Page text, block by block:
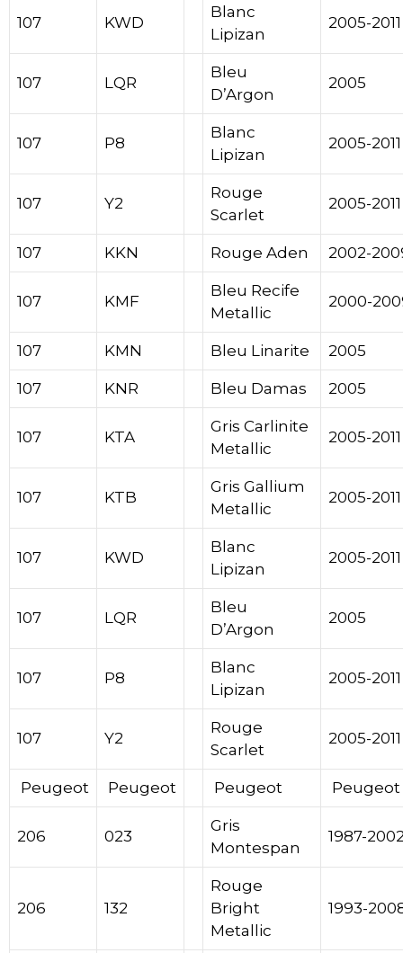
107 KWD
Blanc
Lipizan
2005-2011
107 LQR
Bleu
D’Argon
2005
107 P8
Blanc
Lipizan
2005-2011
107 Y2
Rouge
Scarlet
2005-2011
107 KKN Rouge Aden 2002-
107 KMF
Bleu Recife
Metallic
2000-
107 KMN Bleu Linarite 2005
107 KNR Bleu Damas 2005
107 KTA
Gris Carlinite
Metallic
2005-2011
107 KTB
Gris Gallium
Metallic
2005-2011
107 KWD
Blanc
Lipizan
2005-2011
107 LQR
Bleu
D’Argon
2005
107 P8
Blanc
Lipizan
2005-2011
107 Y2
Rouge
Scarlet
2005-2011
Peugeot Peugeot Peugeot Peugeot
206 023
Gris
Montespan
1987-
206 132
Rouge
Bright
Metallic
1993-